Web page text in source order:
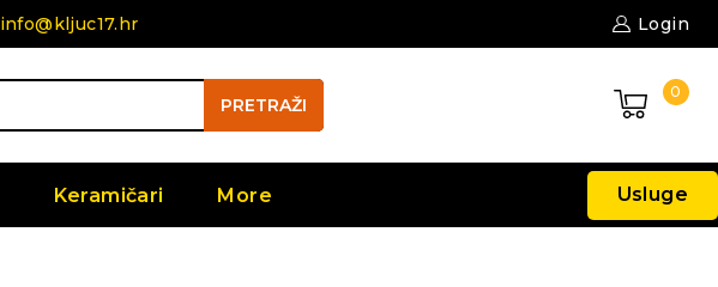
info@kljuc17.hr Login
PRETRAŽI
0
Keramičari More Usluge